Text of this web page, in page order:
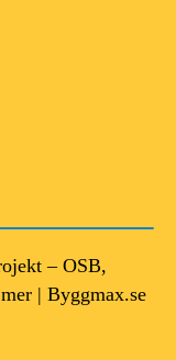
– OSB,
| Byggmax.se